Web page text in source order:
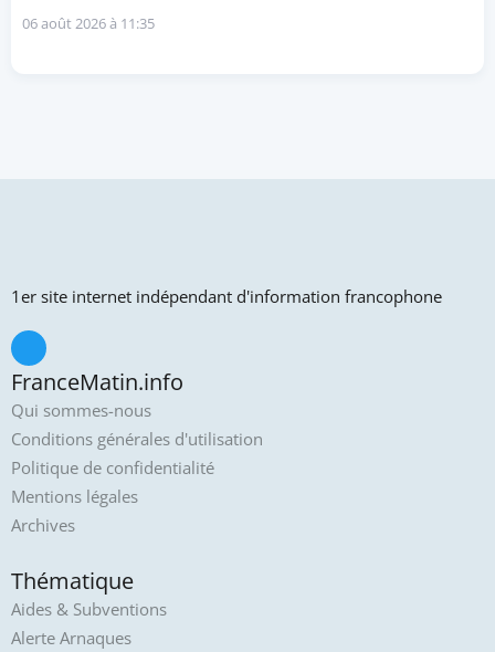
06 août 2026 à 11:35
1er site internet indépendant d'information francophone
FranceMatin.info
Qui sommes-nous
Conditions générales d'utilisation
Politique de confidentialité
Mentions légales
Archives
Thématique
Aides & Subventions
Alerte Arnaques